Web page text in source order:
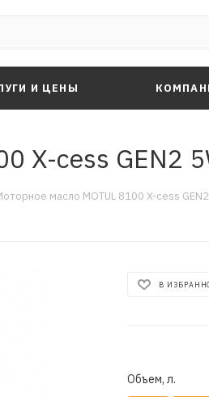
И ЦЕНЫ
X-cess GEN2
масло MOTUL 8100 X-cess
В
Объем, л.